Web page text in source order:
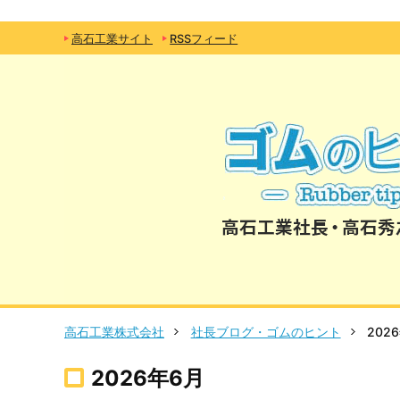
高石工業サイト RSSフィード
高石工業株式会社 社長ブログ・ゴムのヒント
2026年6月